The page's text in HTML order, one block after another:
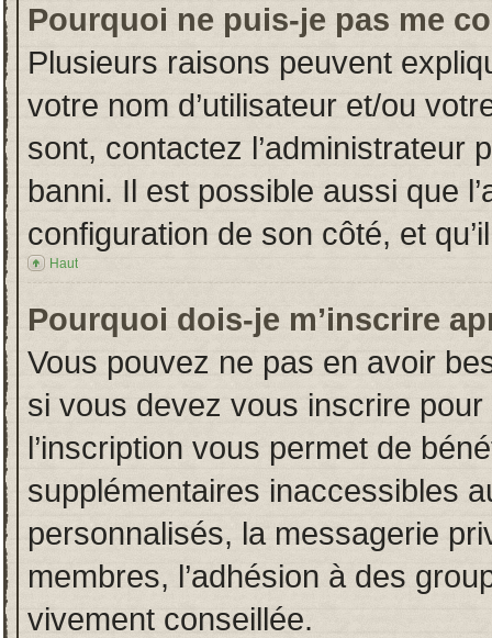
Pourquoi ne puis-je pas me
Plusieurs raisons peuvent
votre nom d’utilisateur et/ou
sont, contactez l’administrateur
banni. Il est possible aussi que
configuration de son côté, et
Haut
Pourquoi dois-je m’inscrire
Vous pouvez ne pas en avoir
si vous devez vous inscrire
l’inscription vous permet de
supplémentaires inaccessibles
personnalisés, la messagerie
membres, l’adhésion à des
vivement conseillée.